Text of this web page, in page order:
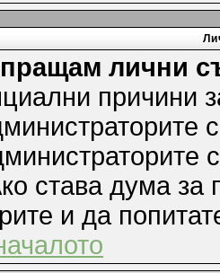
лични
причини
става дума за
и да